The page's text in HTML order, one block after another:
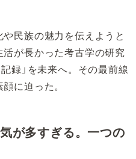
民族の魅力を伝えようと
が長かった考古学の研究
録」を未来へ。その最前線
に迫った。
が多すぎる。一つの